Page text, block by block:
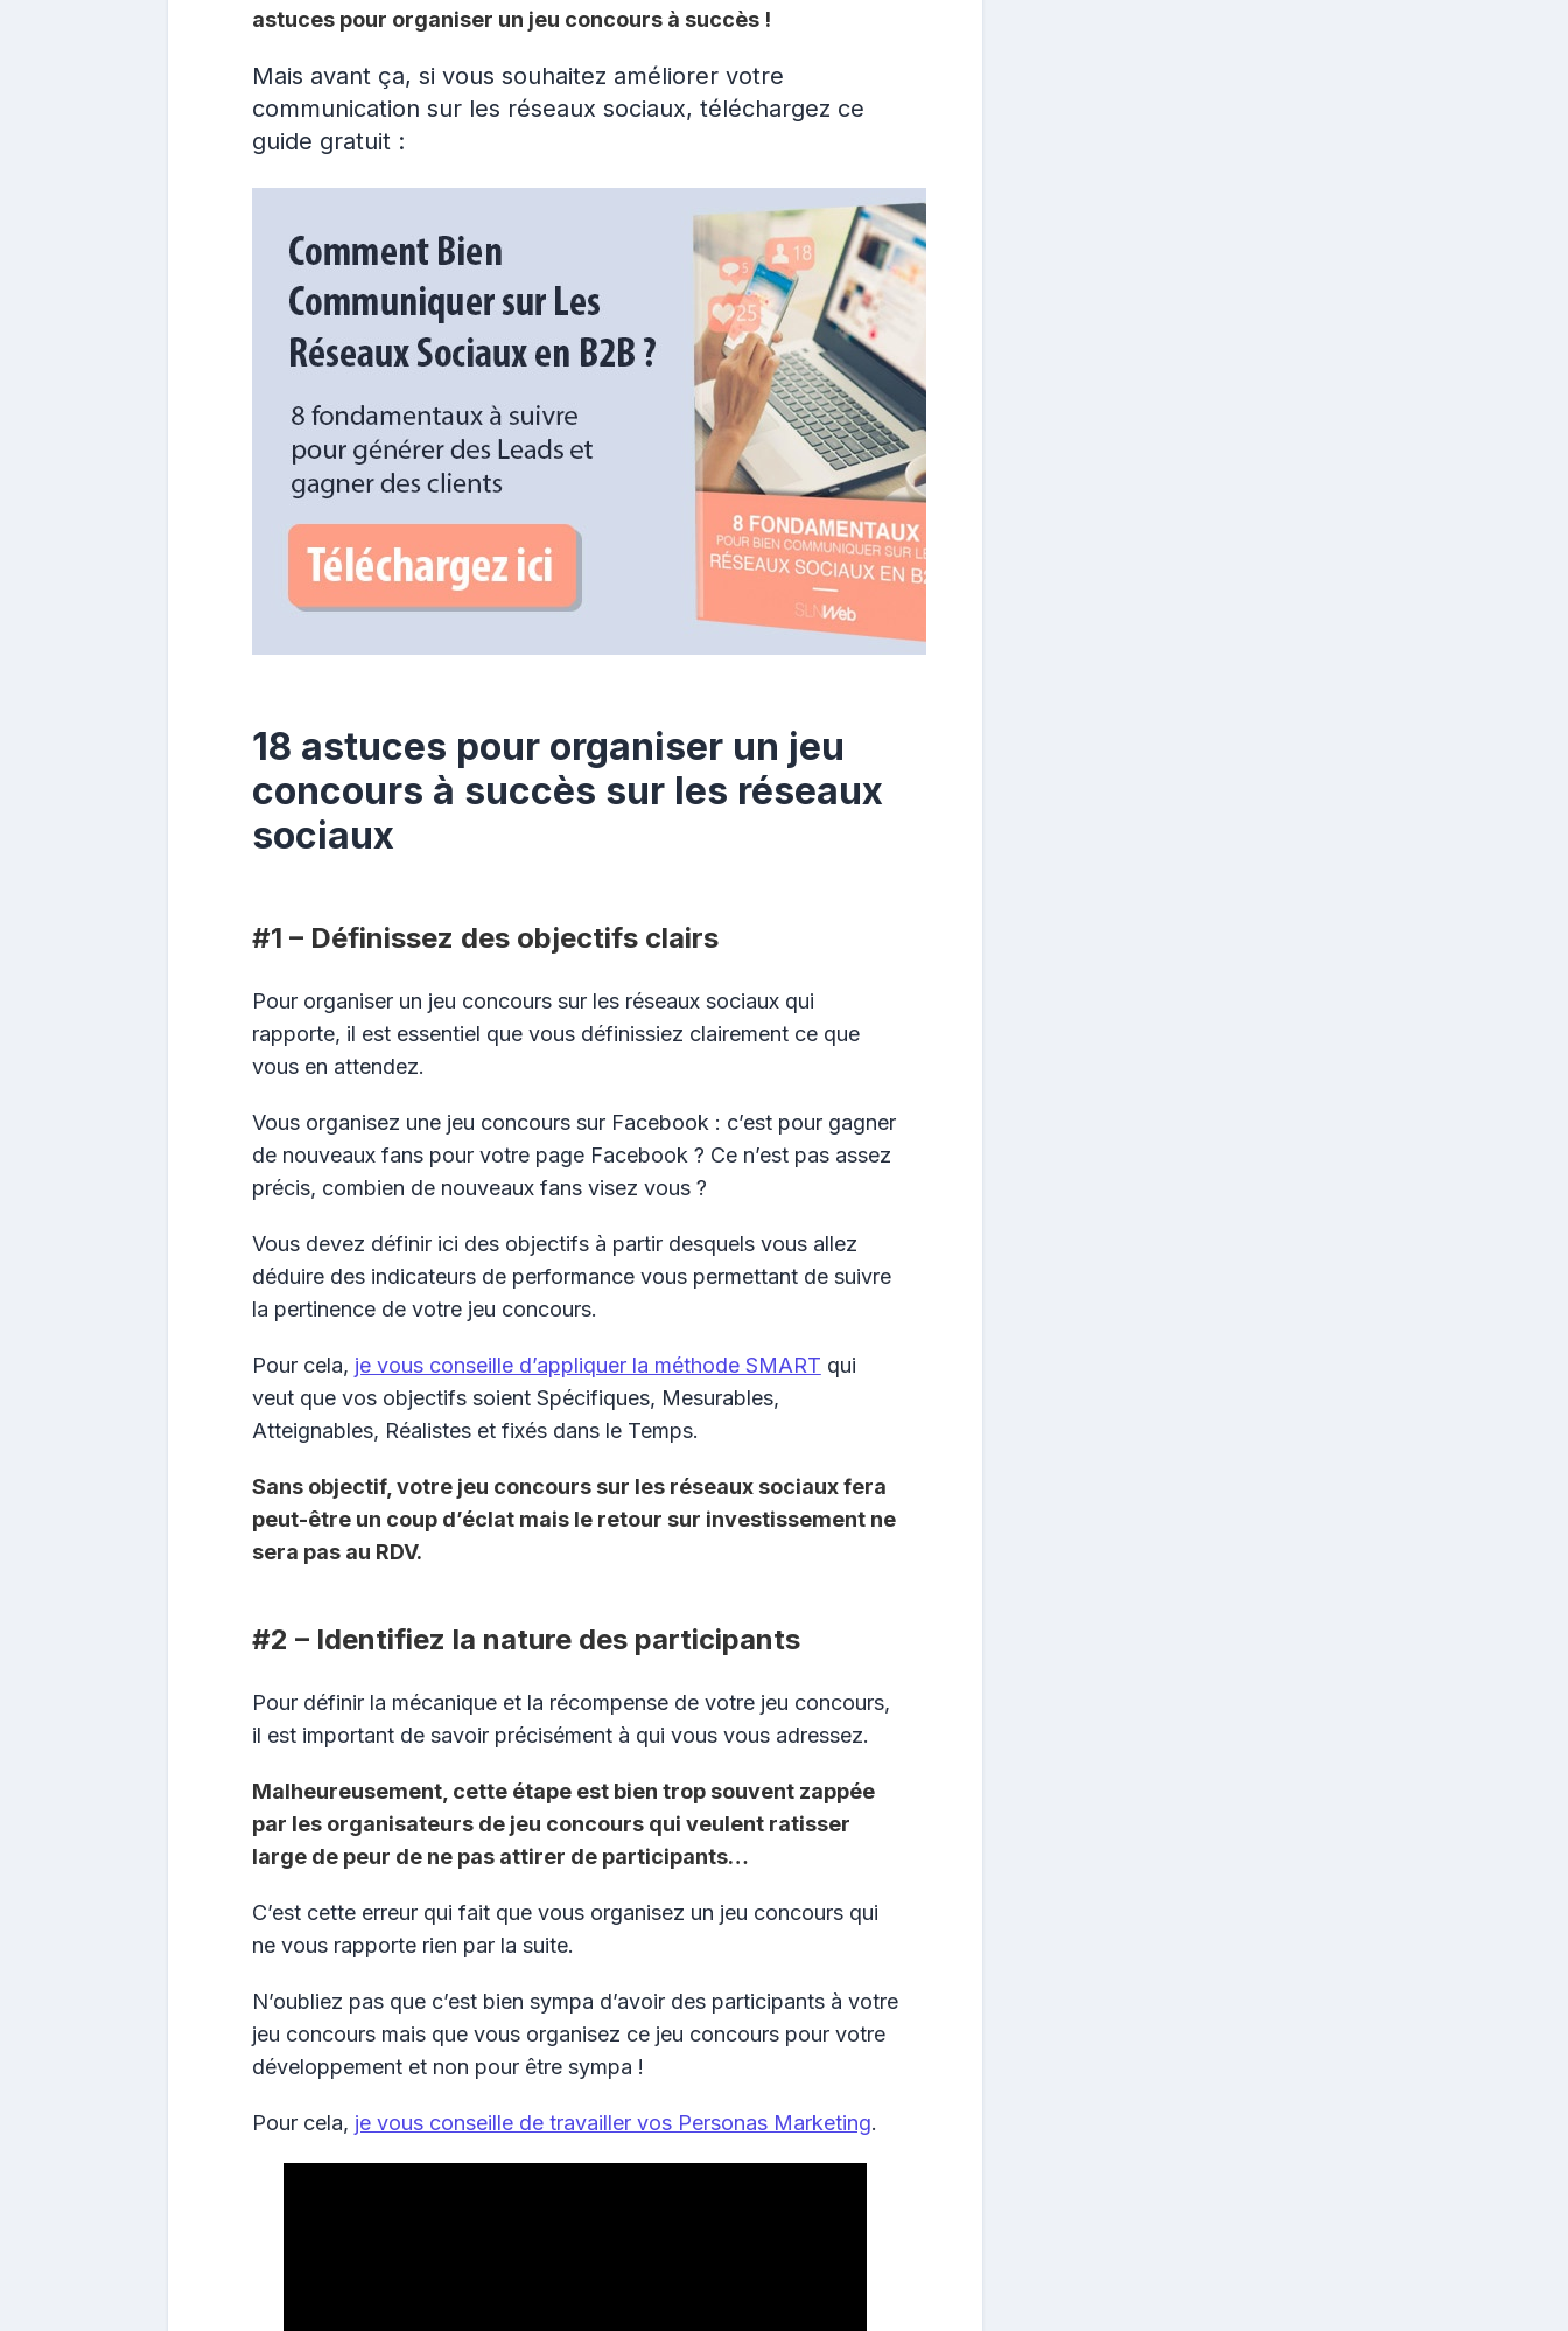
astuces pour organiser un jeu concours à succès !
Mais avant ça, si vous souhaitez améliorer votre
communication sur les réseaux sociaux, téléchargez ce
guide gratuit :
18 astuces pour organiser un jeu
concours à succès sur les réseaux
sociaux
#1 – Définissez des objectifs clairs
Pour organiser un jeu concours sur les réseaux sociaux qui
rapporte, il est essentiel que vous définissiez clairement ce que
vous en attendez.
Vous organisez une jeu concours sur Facebook : c’est pour gagner
de nouveaux fans pour votre page Facebook ? Ce n’est pas assez
précis, combien de nouveaux fans visez vous ?
Vous devez définir ici des objectifs à partir desquels vous allez
déduire des indicateurs de performance vous permettant de suivre
la pertinence de votre jeu concours.
Pour cela, je vous conseille d’appliquer la méthode SMART qui
veut que vos objectifs soient Spécifiques, Mesurables,
Atteignables, Réalistes et fixés dans le Temps.
Sans objectif, votre jeu concours sur les réseaux sociaux fera
peut-être un coup d’éclat mais le retour sur investissement ne
sera pas au RDV.
#2 – Identifiez la nature des participants
Pour définir la mécanique et la récompense de votre jeu concours,
il est important de savoir précisément à qui vous vous adressez.
Malheureusement, cette étape est bien trop souvent zappée
par les organisateurs de jeu concours qui veulent ratisser
large de peur de ne pas attirer de participants…
C’est cette erreur qui fait que vous organisez un jeu concours qui
ne vous rapporte rien par la suite.
N’oubliez pas que c’est bien sympa d’avoir des participants à votre
jeu concours mais que vous organisez ce jeu concours pour votre
développement et non pour être sympa !
Pour cela, je vous conseille de travailler vos Personas Marketing.